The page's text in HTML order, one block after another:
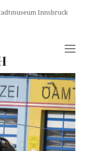
Innsbruck